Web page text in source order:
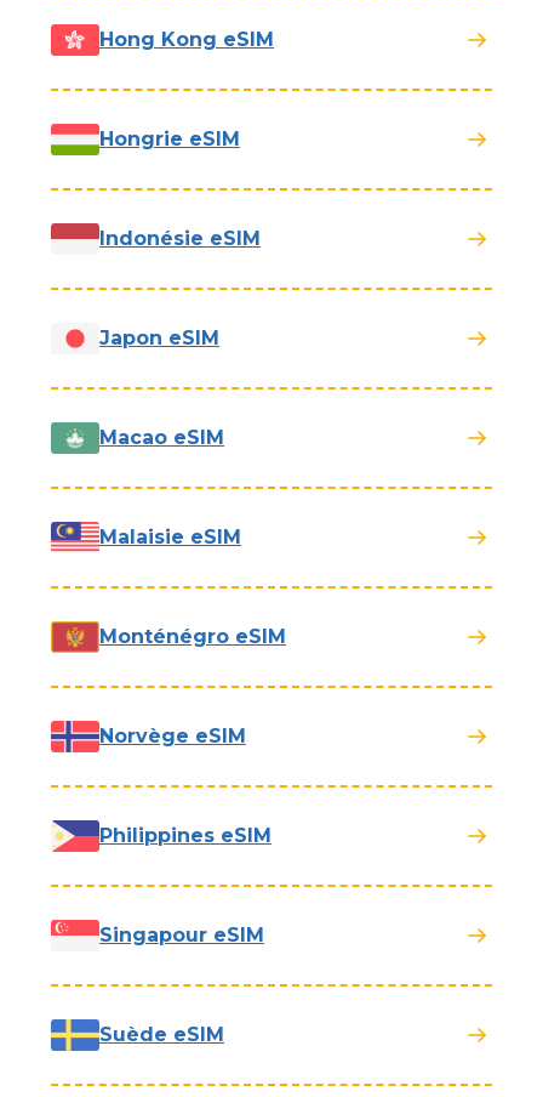
Hong Kong eSIM
Hongrie eSIM
Indonésie eSIM
Japon eSIM
Macao eSIM
Malaisie eSIM
Monténégro eSIM
Norvège eSIM
Philippines eSIM
Singapour eSIM
Suède eSIM